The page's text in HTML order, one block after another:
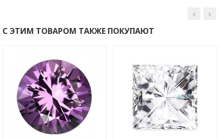
С ЭТИМ ТОВАРОМ ТАКЖЕ ПОКУПАЮТ